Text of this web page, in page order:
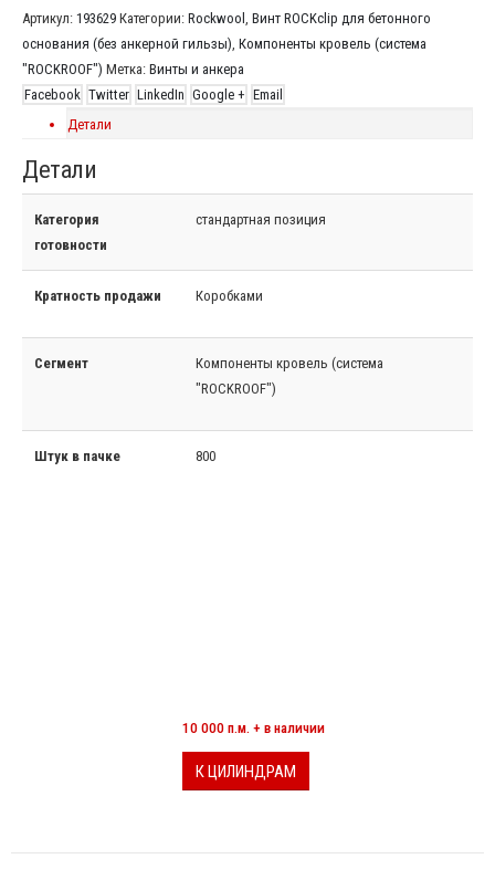
Артикул: 193629 Категории: Rockwool Винт ROCKclip для бетонного
основания (без анкерной гильзы) Компоненты кровель (система
"ROCKROOF") Метка: Винты и анкера
Facebook Twitter LinkedIn Google + Email
Детали
Детали
Категория
готовности
стандартная позиция
Кратность продажи Коробками
Сегмент
Компоненты кровель (система
"ROCKROOF")
Штук в пачке 800
10 000 п.м. + в наличии
К ЦИЛИНДРАМ